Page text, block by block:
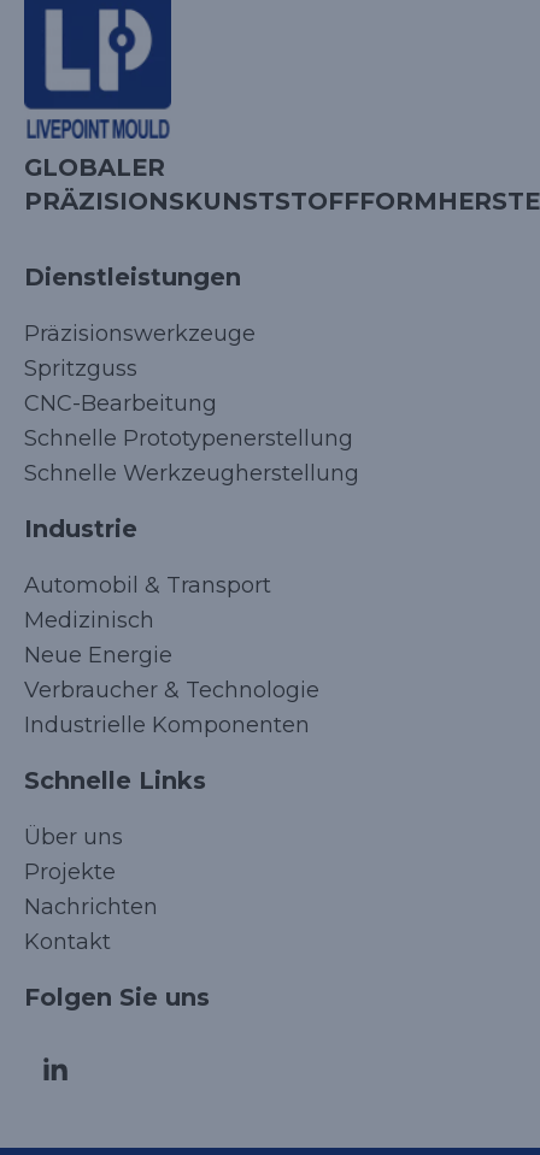
GLOBALER
Dienstleistungen
Präzisionswerkzeuge
Spritzguss
CNC-Bearbeitung
Schnelle Prototypenerstellung
Schnelle Werkzeugherstellung
Industrie
Automobil & Transport
Medizinisch
Neue Energie
Verbraucher & Technologie
Industrielle Komponenten
Schnelle Links
Über uns
Projekte
Nachrichten
Kontakt
Folgen Sie uns